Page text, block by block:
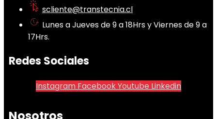
scliente@transtecnia.cl
Lunes a Jueves de 9 a 18Hrs y Viernes de 9 a
17Hrs.
Redes Sociales
Instagram FacebookYoutube Linkedin
Nosotros